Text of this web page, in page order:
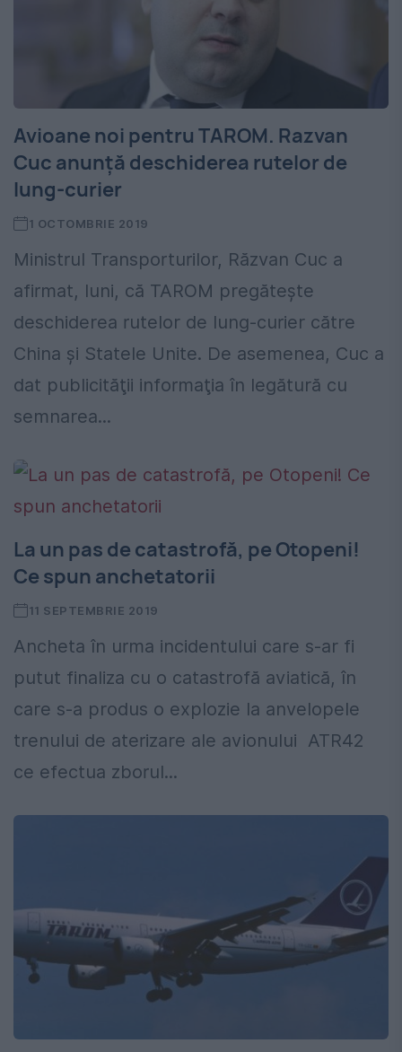
Avioane noi pentru TAROM. Razvan
Cuc anunţă deschiderea rutelor de
lung-curier
1 OCTOMBRIE 2019
Ministrul Transporturilor, Răzvan Cuc a
afirmat, luni, că TAROM pregăteşte
deschiderea rutelor de lung-curier către
China şi Statele Unite. De asemenea, Cuc a
dat publicităţii informaţia în legătură cu
semnarea...
La un pas de catastrofă, pe Otopeni!
Ce spun anchetatorii
11 SEPTEMBRIE 2019
Ancheta în urma incidentului care s-ar fi
putut finaliza cu o catastrofă aviatică, în
care s-a produs o explozie la anvelopele
trenului de aterizare ale avionului ATR42
ce efectua zborul...